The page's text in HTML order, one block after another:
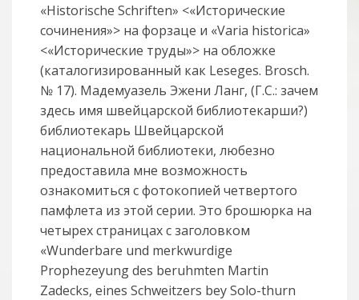
«Historische Schriften» <«Исторические
сочинения»> на форзаце и «Varia historica»
<«Исторические труды»> на обложке
(каталогизированный как Leseges. Brosch.
№ 17). Мадемуазель Эжени Ланг, (Г.С.: зачем
здесь имя швейцарской библиотекарши?)
библиотекарь Швейцарской
национальной библиотеки, любезно
предоставила мне возможность
ознакомиться с фотокопией четвертого
памфлета из этой серии. Это брошюрка на
четырех страницах с заголовком
«Wunderbare und merkwurdige
Prophezeyung des beruhmten Martin
Zadecks, eines Schweitzers bey Solo-thurn